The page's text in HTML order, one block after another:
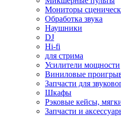
Мониторы
Обработка звука
Наушники
DJ
Hi-fi
для стрима
Усилители мощности
Виниловые
Запчасти для
Шкафы
Рэковые кейсы,
Запчасти и